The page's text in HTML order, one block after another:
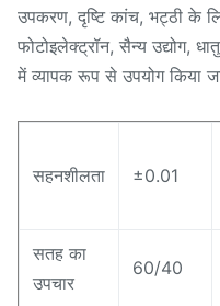
उपकरण, दृष्टि कांच, भट्ठी के
फोटोइलेक्ट्रॉन, सैन्य उद्योग,
में व्यापक रूप से उपयोग किया
सहनशीलता ±0.01
सतह का
उपचार
60/40